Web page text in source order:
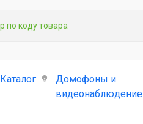
Каталог
Домофоны и
видеонаблюдение